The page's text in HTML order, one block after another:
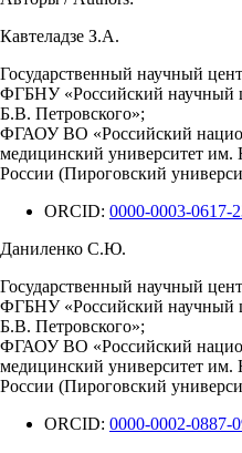
Кавтеладзе З.А.
Государственный научный
ФГБНУ «Российский научный
Б.В. Петровского»;
ФГАОУ ВО «Российский
медицинский университет
России (Пироговский
ORCID: 0000-0003-0617-
Даниленко С.Ю.
Государственный научный
ФГБНУ «Российский научный
Б.В. Петровского»;
ФГАОУ ВО «Российский
медицинский университет
России (Пироговский
ORCID: 0000-0002-0887-